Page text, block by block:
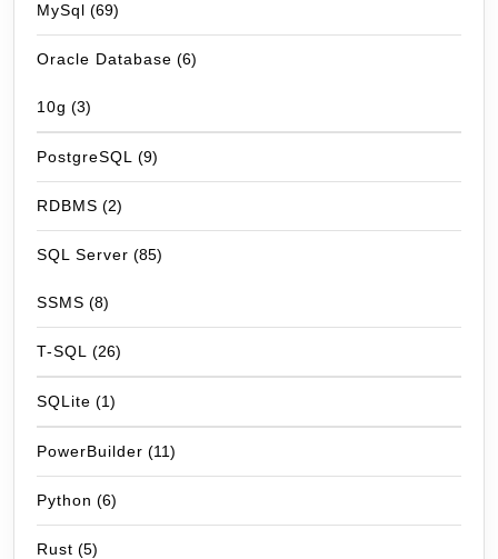
MySql (69)
Oracle Database (6)
10g (3)
PostgreSQL (9)
RDBMS (2)
SQL Server (85)
SSMS (8)
T-SQL (26)
SQLite (1)
PowerBuilder (11)
Python (6)
Rust (5)